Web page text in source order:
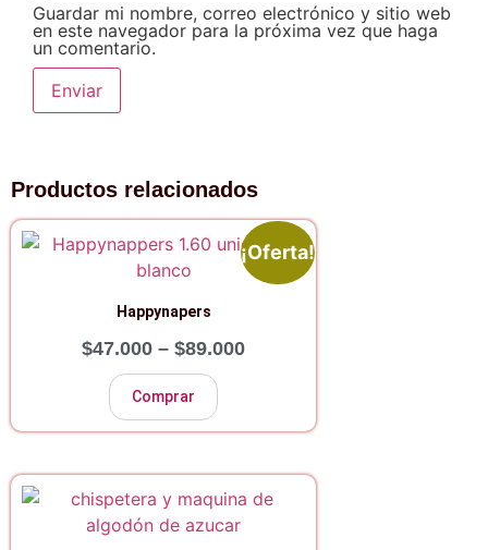
Guardar mi nombre, correo electrónico y sitio web
en este navegador para la próxima vez que haga
un comentario.
Productos relacionados
¡Oferta!
Happynapers
$47.000 – $89.000
Comprar